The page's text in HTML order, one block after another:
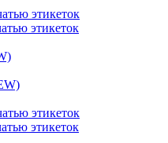
этикеток
этикеток
этикеток
этикеток